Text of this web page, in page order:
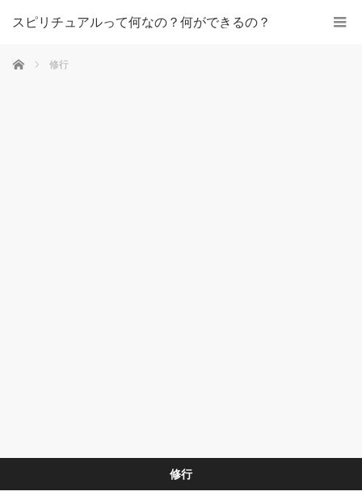
スピリチュアルって何なの？何ができるの？
ホーム 修行
修行